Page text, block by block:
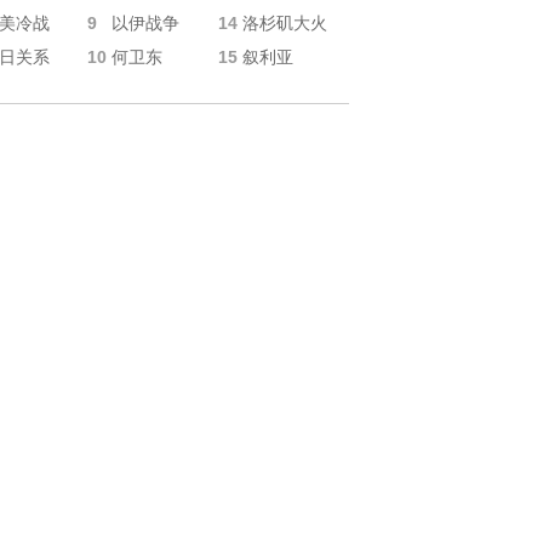
冷战 9 以伊战争 14 洛杉矶大火
关系 10 何卫东 15 叙利亚